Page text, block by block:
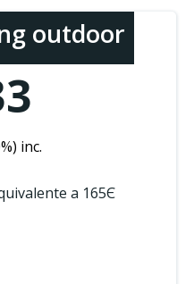
outdoor
inc.
a 165Є